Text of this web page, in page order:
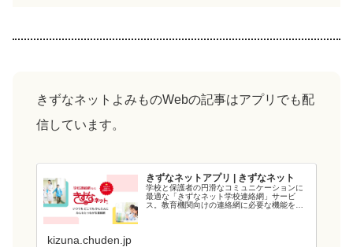
きずなネットよみものWebの記事はアプリでも配
信しています。
きずなネットアプリ | きずなネット
学校と保護者の円滑なコミュニケーションに
最適な「きずなネット学校連絡網」サービ
ス。教育機関向けの連絡網に必要な機能を備
kizuna.chuden.jp